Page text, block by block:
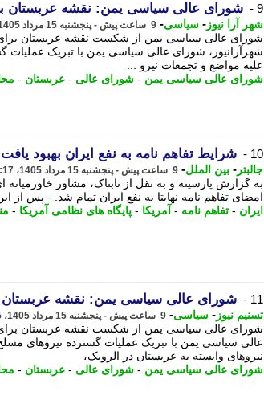
9 - شورای عالی سیاسی یمن: نقشه عربستان
شهر آرا نیوز - سیاسی- 9 ساعت پیش - پنجشنبه 15 مرداد 1405، 21:17
شورای عالی سیاسی یمن از شکست نقشه عربستان برای
شهرآرانیوز، شورای عالی سیاسی یمن با تبریک عملیات
علیه مواضع و تجمعات نیرو ...
شورای عالی سیاسی یمن - شورای عالی - عربستان -
10 - شرایط تفاهم نامه به نفع ایران بهبود یافت
جالبتر - بین الملل- 9 ساعت پیش - پنجشنبه 15 مرداد 1405، 21:17
به گزارش پارسینه و به نقل از تابناک، مشاور
امضای تفاهم نامه نهایتا به نفع ایران تمام شد. - پس از
ایران - تفاهم نامه - آمریکا - پایگاه های نظامی آمریکا -
11 - شورای عالی سیاسی یمن: نقشه عربستان
تسنیم نیوز - سیاسی- 9 ساعت پیش - پنجشنبه 15 مرداد 1405، 21:05
شورای عالی سیاسی یمن از شکست نقشه عربستان برای
عالی سیاسی یمن با تبریک عملیات گسترده نیروهای
نیروهای وابسته به عربستان در الرویک،
شورای عالی سیاسی یمن - شورای عالی - عربستان -